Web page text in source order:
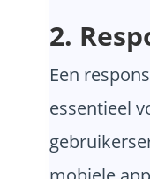
2.
Een
essentieel